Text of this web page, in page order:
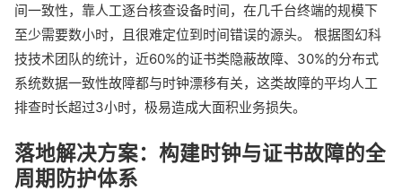
间一致性，靠人工逐台核查设备时间，在几千台终端的规模下
至少需要数小时，且很难定位到时间错误的源头。 根据图幻科
技技术团队的统计，近60%的证书类隐蔽故障、30%的分布式
系统数据一致性故障都与时钟漂移有关，这类故障的平均人工
排查时长超过3小时，极易造成大面积业务损失。
落地解决方案：构建时钟与证书故障的全
周期防护体系